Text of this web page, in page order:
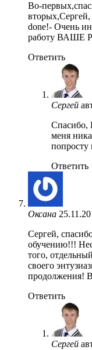
Во-
вторых,Сергей,
done!- Очень
работу ВАШЕ
Ответить
Сергей
Спасибо,
меня
Ответить
Оксана
Сергей,
обучению!!!
того,
своего
продолжения!
Ответить
Сергей